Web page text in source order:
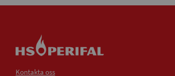
Kontakta oss